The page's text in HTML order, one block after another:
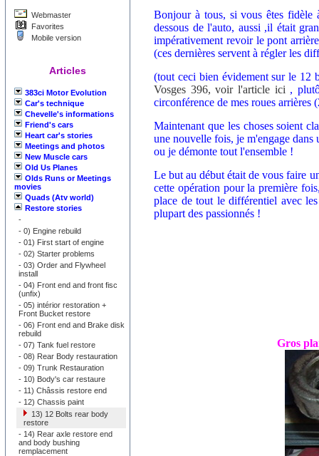
Webmaster
Favorites
Mobile version
Articles
383ci Motor Evolution
Car's technique
Chevelle's informations
Friend's cars
Heart car's stories
Meetings and photos
New Muscle cars
Old Us Planes
Olds Runs or Meetings
movies
Quads (Atv world)
Restore stories
-
- 0) Engine rebuild
- 01) First start of engine
- 02) Starter problems
- 03) Order and Flywheel
install
- 04) Front end and front fisc
(unfix)
- 05) intérior restoration +
Front Bucket restore
- 06) Front end and Brake disk
rebuild
- 07) Tank fuel restore
- 08) Rear Body restauration
- 09) Trunk Restauration
- 10) Body's car restaure
- 11) Châssis restore end
- 12) Chassis paint
13) 12 Bolts rear body
restore
- 14) Rear axle restore end
and body bushing
remplacement
Bonjour à tous, si vous êtes fidèle
dessous de l'auto, aussi ,il était
impérativement revoir le pont
(ces dernières servent à régler les
(tout ceci bien évidement sur le 12
Vosges 396, voir l'article ici ,
circonférence de mes roues arrières
Maintenant que les choses soient
une nouvelle fois, je m'engage dans
ou je démonte tout l'ensemble !
Le but au début était de vous faire
cette opération pour la première
place de tout le différentiel avec
plupart des passionnés !
Gros